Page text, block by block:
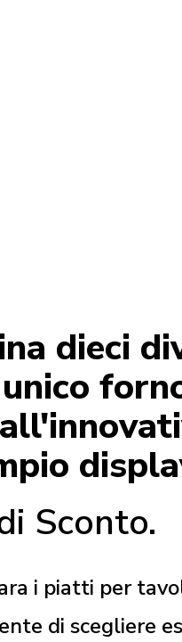
dieci
Sconto.
i piatti per
di scegliere